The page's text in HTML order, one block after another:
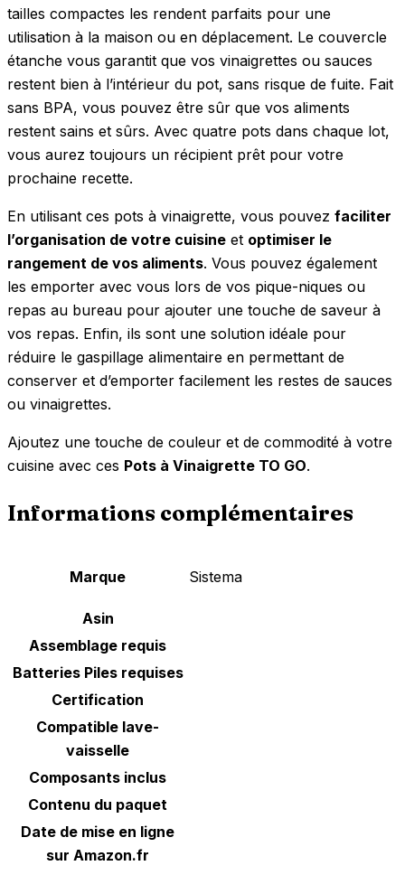
tailles compactes les rendent parfaits pour une
utilisation à la maison ou en déplacement. Le couvercle
étanche vous garantit que vos vinaigrettes ou sauces
restent bien à l’intérieur du pot, sans risque de fuite. Fait
sans BPA, vous pouvez être sûr que vos aliments
restent sains et sûrs. Avec quatre pots dans chaque lot,
vous aurez toujours un récipient prêt pour votre
prochaine recette.
En utilisant ces pots à vinaigrette, vous pouvez faciliter
l’organisation de votre cuisine et optimiser le
rangement de vos aliments. Vous pouvez également
les emporter avec vous lors de vos pique-niques ou
repas au bureau pour ajouter une touche de saveur à
vos repas. Enfin, ils sont une solution idéale pour
réduire le gaspillage alimentaire en permettant de
conserver et d’emporter facilement les restes de sauces
ou vinaigrettes.
Ajoutez une touche de couleur et de commodité à votre
cuisine avec ces Pots à Vinaigrette TO GO.
Informations complémentaires
Marque ‎Sistema
Asin
Assemblage requis
Batteries Piles requises
Certification
Compatible lave-
vaisselle
Composants inclus
Contenu du paquet
Date de mise en ligne
sur Amazon.fr